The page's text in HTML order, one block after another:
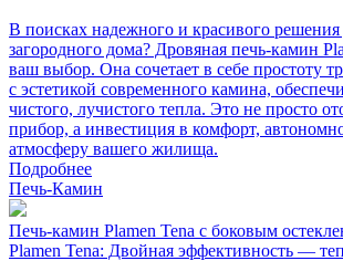
В поисках надежного и красивого решения
загородного дома? Дровяная печь-камин
ваш выбор. Она сочетает в себе простоту
с эстетикой современного камина,
чистого, лучистого тепла. Это не просто
прибор, а инвестиция в комфорт,
атмосферу вашего жилища.
Подробнее
Печь-Камин
Печь-камин Plamen Tena с боковым
Plamen Tena: Двойная эффективность —